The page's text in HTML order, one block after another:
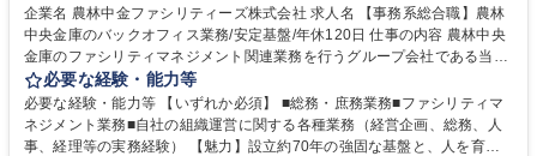
企業名 農林中金ファシリティーズ株式会社 求人名 【事務系総合職】農林
中央金庫のバックオフィス業務/安定基盤/年休120日 仕事の内容 農林中央
金庫のファシリティマネジメント関連業務を行うグループ会社である当社
にて、総務・庶務業務やファシリティマネジメントを行う事務系総合職を
募集いたします。 ■総務・庶務業務：外部委託先（外注先）や契約書の管
理、総務部門での管理業務、会計管理や決算業務、印刷物等の制作管理等
※親会社である農林中央金庫から受託した総務庶務業務 ■ファシリティマ
必要な経験・能力等
必要な経験・能力等 【いずれか必須】 ■総務・庶務業務■ファシリティマ
ネジメント業務■自社の組織運営に関する各種業務（経営企画、総務、人
事、経理等の実務経験） 【魅力】設立約70年の強固な基盤と、人を育て